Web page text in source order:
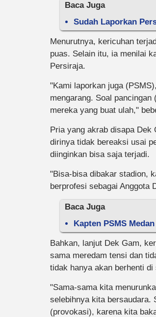
Baca Juga
Sudah Laporkan
Menurutnya, kericuhan
puas. Selain itu, ia menilai
Persiraja.
"Kami laporkan juga
mengarang. Soal
mereka yang buat ulah,"
Pria yang akrab disapa Dek
dirinya tidak bereaksi usai
diinginkan bisa saja terjadi.
"Bisa-bisa dibakar stadion,
berprofesi sebagai Anggota
Baca Juga
Kapten PSMS
Bahkan, lanjut Dek Gam,
sama meredam tensi dan
tidak hanya akan berhenti
"Sama-sama kita
selebihnya kita bersaudara.
(provokasi), karena kita